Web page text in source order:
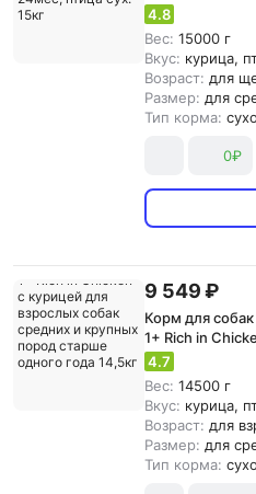
возрастом 8-
4.8
Вес: 15000 г
Вкус: курица,
Возраст: для
Размер: для
Тип корма:
0₽
9 549 ₽
Корм для
1+ Rich in
собак средних
одного года
4.7
Вес: 14500 г
Вкус: курица,
Возраст: для
Размер: для
Тип корма: